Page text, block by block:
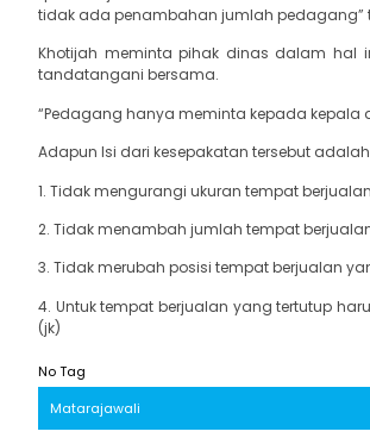
tidak ada penambahan jumlah pedagang”
Khotijah meminta pihak dinas dalam hal
tandatangani bersama.
“Pedagang hanya meminta kepada
Adapun Isi dari kesepakatan tersebut adalah
1. Tidak mengurangi ukuran tempat
2. Tidak menambah jumlah tempat
3. Tidak merubah posisi tempat berjualan
4. Untuk tempat berjualan yang tertutup
(jk)
No Tag
Matarajawali